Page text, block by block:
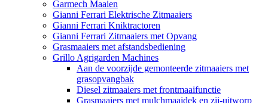
Garmech Maaien
Gianni Ferrari Elektrische Zitmaaiers
Gianni Ferrari Kniktractoren
Gianni Ferrari Zitmaaiers met Opvang
Grasmaaiers met afstandsbediening
Grillo Agrigarden Machines
Aan de voorzijde gemonteerde zitmaaiers met
grasopvangbak
Diesel zitmaaiers met frontmaaifunctie
Grasmaaiers met mulchmaaidek en zij-uitworp